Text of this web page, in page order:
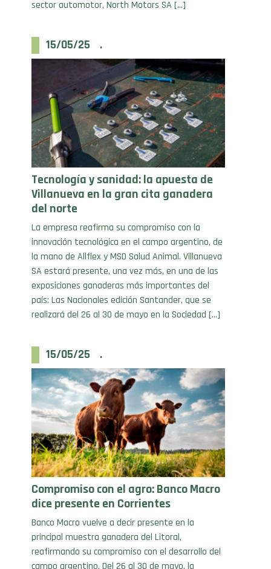
Tecnología y sanidad: la apuesta de
Villanueva en la gran cita ganadera
del norte
La empresa reafirma su compromiso con la
innovación tecnológica en el campo argentino, de
la mano de Allflex y MSD Salud Animal. Villanueva
SA estará presente, una vez más, en una de las
exposiciones ganaderas más importantes del
país: Las Nacionales edición Santander, que se
realizará del 26 al 30 de mayo en la Sociedad […]
Compromiso con el agro: Banco Macro
dice presente en Corrientes
Banco Macro vuelve a decir presente en la
principal muestra ganadera del Litoral,
reafirmando su compromiso con el desarrollo del
campo argentino. Del 26 al 30 de mayo, la
entidad acompañará a las NACIONALES de